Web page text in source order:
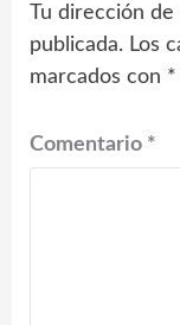
Tu dirección
publicada. Los
marcados con *
Comentario *